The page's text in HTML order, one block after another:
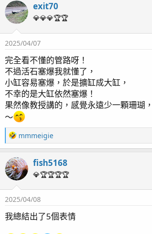
23/11/26海水缸日常
2024/1/1養海水缸又過
家都有乖乖長大
exit70
💎💎💎🏆🏆
2025/04/07
完全看不懂的管路呀！
不過活石塞爆我就懂了，
小缸容易塞爆，於是擴缸成大缸，
不幸的是大缸依然塞爆！
果然像教授講的，感覺永遠少一顆珊瑚
～
R
e
c
t
i
o
n
：
mmmeigie
fish5168
💎🏆🏆🏆🏆
2025/04/08
我總結出了5個表情